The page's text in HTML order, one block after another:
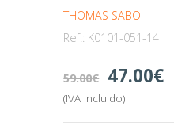
THOMAS SABO
Ref.: K0101-051-14
59.00 47.00
(IVA incluido)